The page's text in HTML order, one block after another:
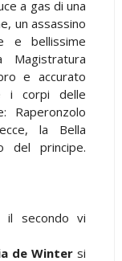
a gas di una
un assassino
e bellissime
e accurato
i corpi delle
Raperonzolo
la Bella
del principe.
il secondo vi
de Winter si